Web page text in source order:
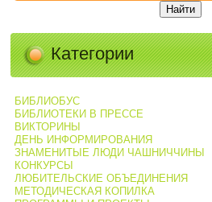
Категории
БИБЛИОБУС
БИБЛИОТЕКИ В ПРЕССЕ
ВИКТОРИНЫ
ДЕНЬ ИНФОРМИРОВАНИЯ
ЗНАМЕНИТЫЕ ЛЮДИ ЧАШНИЧЧИНЫ
КОНКУРСЫ
ЛЮБИТЕЛЬСКИЕ ОБЪЕДИНЕНИЯ
МЕТОДИЧЕСКАЯ КОПИЛКА